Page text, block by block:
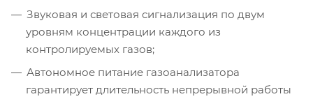
Звуковая и световая сигнализация по двум
уровням концентрации каждого из
контролируемых газов;
Автономное питание газоанализатора
гарантирует длительность непрерывной работы